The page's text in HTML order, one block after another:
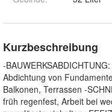
Kurzbeschreibung
-
Abdichtung von
Balkonen, Terrassen -
früh regenfest, Arbeit bei